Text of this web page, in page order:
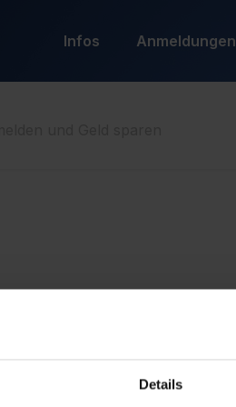
Details
Infos Anmeldungen